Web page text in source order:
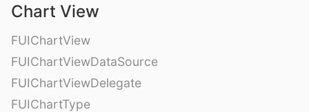
Chart View
FUIChartView
FUIChartViewDataSource
FUIChartViewDelegate
FUIChartType